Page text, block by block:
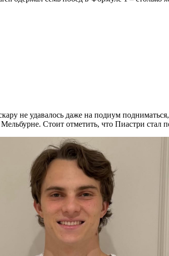
не удавалось даже на подиум
Стоит отметить, что Пиастри стал